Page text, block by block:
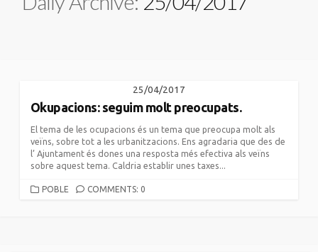
25/04/2017
Okupacions: seguim molt preocupats.
El tema de les ocupacions és un tema que preocupa molt als
veïns, sobre tot a les urbanitzacions. Ens agradaria que des de
l’ Ajuntament és dones una resposta més efectiva als veïns
sobre aquest tema. Caldria establir unes taxes...
CATEGORIES
POBLE COMMENTS: 0